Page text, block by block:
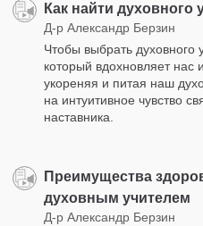
Как найти духовного
Д-р Александр Берзин
Чтобы выбрать духовного
который вдохновляет нас
укореняя и питая наш
на интуитивное чувство
наставника.
Преимущества
духовным учителем
Д-р Александр Берзин